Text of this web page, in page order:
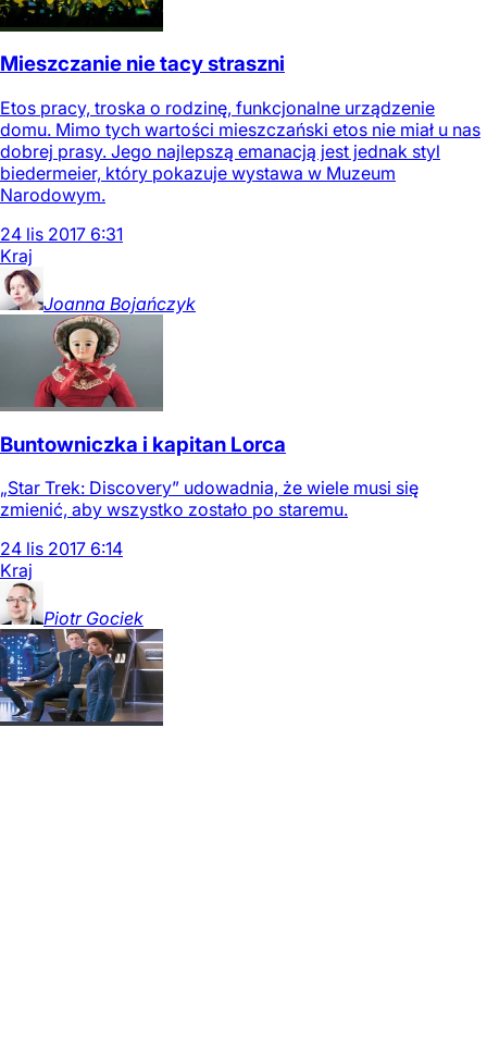
Mieszczanie nie tacy straszni
Etos pracy, troska o rodzinę, funkcjonalne urządzenie
domu. Mimo tych wartości mieszczański etos nie miał u nas
dobrej prasy. Jego najlepszą emanacją jest jednak styl
biedermeier, który pokazuje wystawa w Muzeum
Narodowym.
24 lis 2017 6:31
Kraj
Joanna Bojańczyk
Buntowniczka i kapitan Lorca
„Star Trek: Discovery” udowadnia, że wiele musi się
zmienić, aby wszystko zostało po staremu.
24 lis 2017 6:14
Kraj
Piotr Gociek